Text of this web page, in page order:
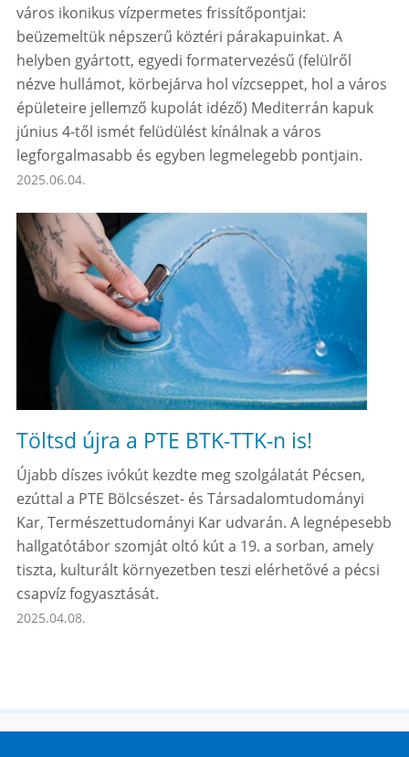
város ikonikus vízpermetes frissítőpontjai:
beüzemeltük népszerű köztéri párakapuinkat. A
helyben gyártott, egyedi formatervezésű (felülről
nézve hullámot, körbejárva hol vízcseppet, hol a város
épületeire jellemző kupolát idéző) Mediterrán kapuk
június 4-től ismét felüdülést kínálnak a város
legforgalmasabb és egyben legmelegebb pontjain.
2025.06.04.
Töltsd újra a PTE BTK-TTK-n is!
Újabb díszes ivókút kezdte meg szolgálatát Pécsen,
ezúttal a PTE Bölcsészet- és Társadalomtudományi
Kar, Természettudományi Kar udvarán. A legnépesebb
hallgatótábor szomját oltó kút a 19. a sorban, amely
tiszta, kulturált környezetben teszi elérhetővé a pécsi
csapvíz fogyasztását.
2025.04.08.